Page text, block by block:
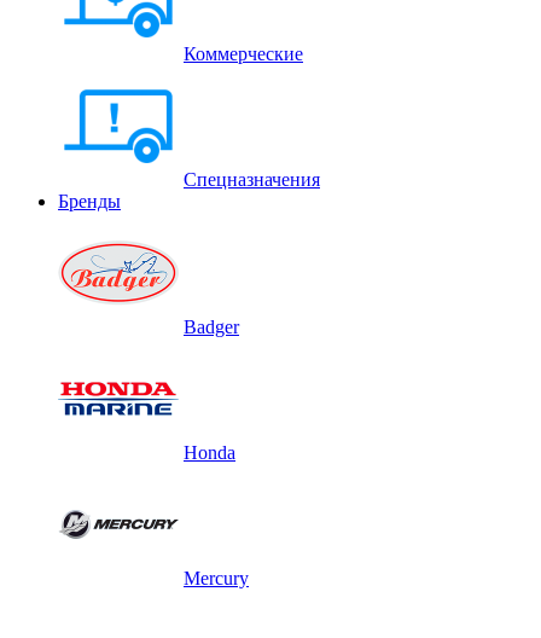
Коммерческие
Спецназначения
Бренды
Badger
Honda
Mercury